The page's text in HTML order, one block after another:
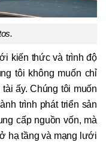
kiến thức và trình độ
tôi không muốn chỉ
ấy. Chúng tôi muốn
trình phát triển sản
cấp nguồn vốn, mà
hạ tầng và mạng lưới